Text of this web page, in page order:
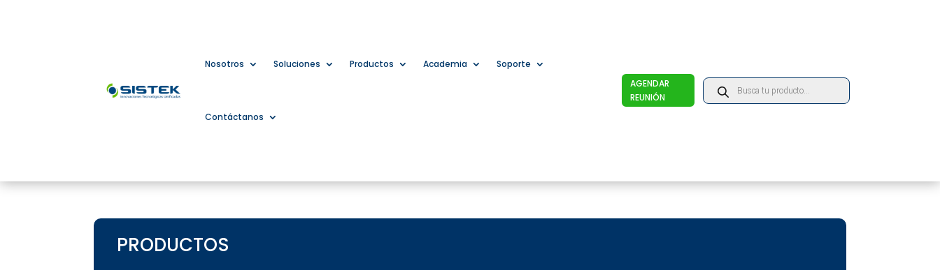
Nosotros Soluciones Productos Academia Soporte
Contáctanos
AGENDAR
REUNIÓN
Products
search
PRODUCTOS